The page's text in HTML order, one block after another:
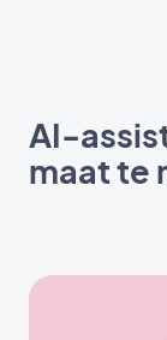
AI-
maat te